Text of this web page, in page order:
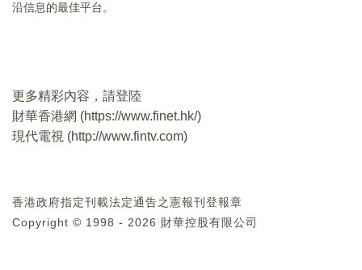
沿信息的最佳平台。
更多精彩內容，請登陸
財華香港網 (https://www.finet.hk/)
現代電視 (http://www.fintv.com)
香港政府指定刊載法定通告之憲報刊登報章
Copyright © 1998 - 2026 財華控股有限公司